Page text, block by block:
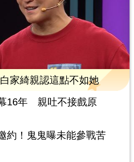
家綺親認這點不如她
16年 親吐不接戲原
約！鬼鬼曝未能參戰苦